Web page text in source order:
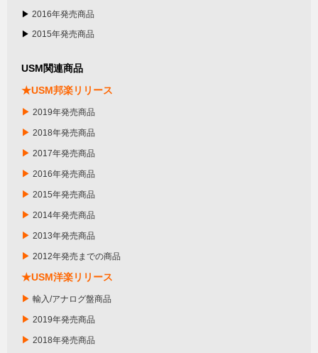
▶ 2016年発売商品
▶ 2015年発売商品
USM関連商品
★USM邦楽リリース
▶ 2019年発売商品
▶ 2018年発売商品
▶ 2017年発売商品
▶ 2016年発売商品
▶ 2015年発売商品
▶ 2014年発売商品
▶ 2013年発売商品
▶ 2012年発売までの商品
★USM洋楽リリース
▶ 輸入/アナログ盤商品
▶ 2019年発売商品
▶ 2018年発売商品